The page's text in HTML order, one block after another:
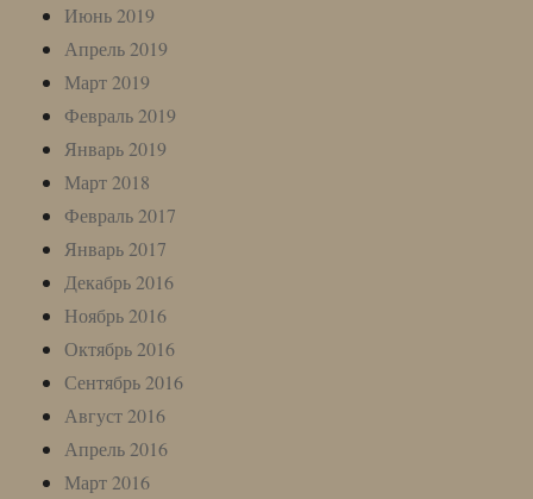
Июнь 2019
Апрель 2019
Март 2019
Февраль 2019
Январь 2019
Март 2018
Февраль 2017
Январь 2017
Декабрь 2016
Ноябрь 2016
Октябрь 2016
Сентябрь 2016
Август 2016
Апрель 2016
Март 2016